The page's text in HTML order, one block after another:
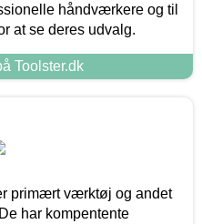
håndværkere og til
at se deres udvalg.
Toolster.dk
primært værktøj og andet
har kompentente